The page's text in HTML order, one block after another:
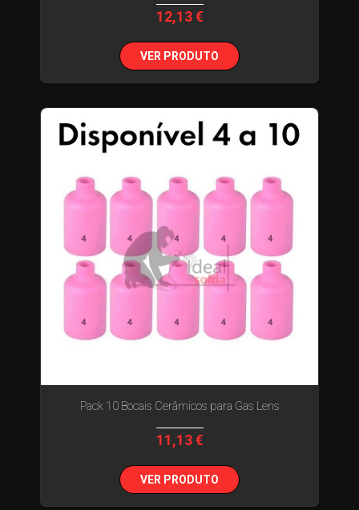
12,13 €
VER PRODUTO
Pack 10 Bocais Cerâmicos para Gas Lens
11,13 €
VER PRODUTO